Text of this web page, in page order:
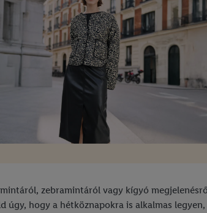
zebramintáról vagy kígyó
hogy a hétköznapokra is alkalmas